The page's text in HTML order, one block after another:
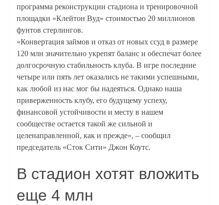
программа реконструкции стадиона и тренировочной
площадки «Клейтон Вуд» стоимостью 20 миллионов
фунтов стерлингов.
«Конвертация займов и отказ от новых ссуд в размере
120 млн значительно укрепят баланс и обеспечат более
долгосрочную стабильность клуба. В игре последние
четыре или пять лет оказались не такими успешными,
как любой из нас мог бы надеяться. Однако наша
приверженность клубу, его будущему успеху,
финансовой устойчивости и месту в нашем
сообществе остается такой же сильной и
целенаправленной, как и прежде», – сообщил
председатель «Сток Сити» Джон Коутс.
В стадион хотят вложить
еще 4 млн